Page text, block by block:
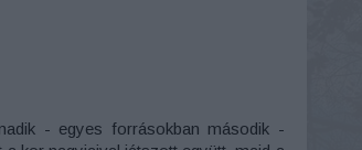
- egyes forrásokban második -